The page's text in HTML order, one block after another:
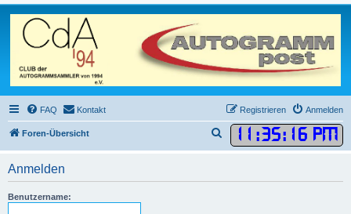
FAQ Kontakt Anmelden
Registrieren
Foren-Übersicht 11 :35: 16 PM
u
Anmelden
Benutzername: